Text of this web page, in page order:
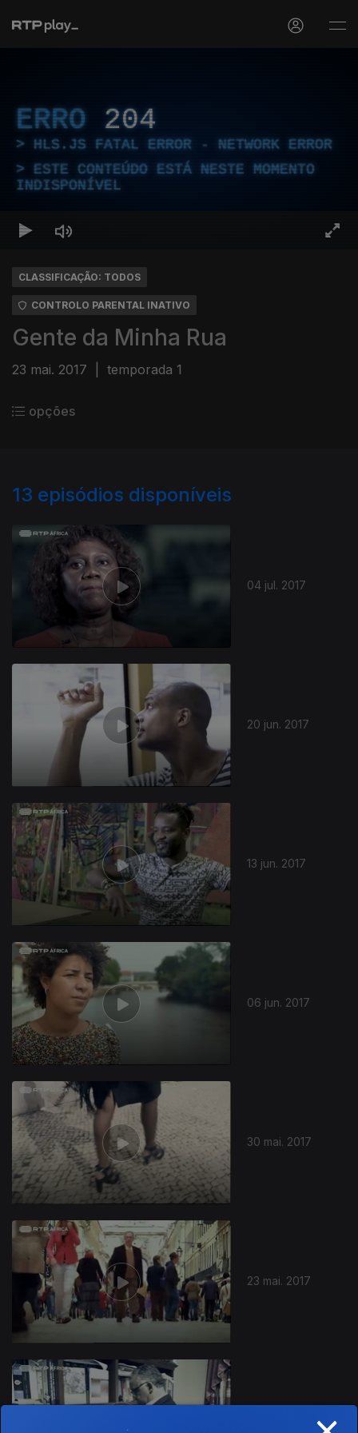
ERRO 204
HLS.JS FATAL ERROR - NETWORK ERROR
ESTE CONTEÚDO ESTÁ NESTE MOMENTO
INDISPONÍVEL
CLASSIFICAÇÃO: TODOS
CONTROLO PARENTAL INATIVO
Gente da Minha Rua
23 mai. 2017 temporada 1
opções
13 episódios disponíveis
04 jul. 2017
20 jun. 2017
13 jun. 2017
06 jun. 2017
30 mai. 2017
23 mai. 2017